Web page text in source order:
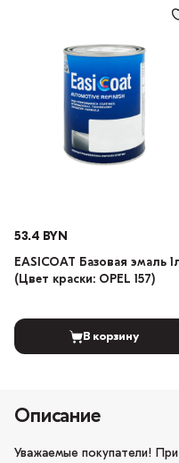
53.4 BYN
EASICOAT Базовая эмаль
(Цвет краски: OPEL 157)
В корзину
Описание
Уважаемые покупатели!